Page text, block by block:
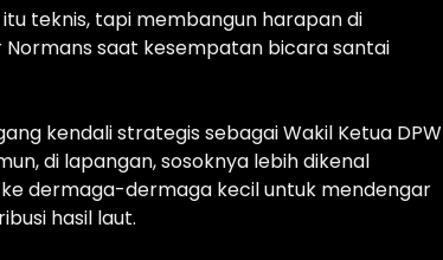
teknis, tapi membangun harapan di
Normans saat kesempatan bicara santai
kendali strategis sebagai Wakil Ketua DPW
di lapangan, sosoknya lebih dikenal
dermaga-dermaga kecil untuk mendengar
hasil laut.